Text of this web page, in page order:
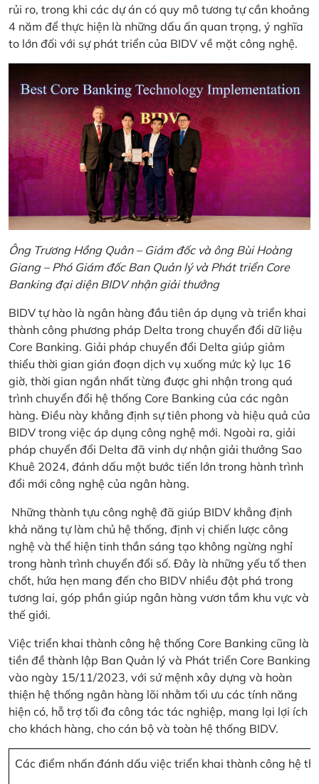
rủi ro, trong khi các dự án có quy mô tương tự cần khoảng
4 năm để thực hiện là những dấu ấn quan trọng, ý nghĩa
to lớn đối với sự phát triển của BIDV về mặt công nghệ.
Ông Trương Hồng Quân – Giám đốc và ông Bùi Hoàng
Giang – Phó Giám đốc Ban Quản lý và Phát triển Core
Banking đại diện BIDV nhận giải thưởng
BIDV tự hào là ngân hàng đầu tiên áp dụng và triển khai
thành công phương pháp Delta trong chuyển đổi dữ liệu
Core Banking. Giải pháp chuyển đổi Delta giúp giảm
thiểu thời gian gián đoạn dịch vụ xuống mức kỷ lục 16
giờ, thời gian ngắn nhất từng được ghi nhận trong quá
trình chuyển đổi hệ thống Core Banking của các ngân
hàng. Điều này khẳng định sự tiên phong và hiệu quả của
BIDV trong việc áp dụng công nghệ mới. Ngoài ra, giải
pháp chuyển đổi Delta đã vinh dự nhận giải thưởng Sao
Khuê 2024, đánh dấu một bước tiến lớn trong hành trình
đổi mới công nghệ của ngân hàng.
Những thành tựu công nghệ đã giúp BIDV khẳng định
khả năng tự làm chủ hệ thống, định vị chiến lược công
nghệ và thể hiện tinh thần sáng tạo không ngừng nghỉ
trong hành trình chuyển đổi số. Đây là những yếu tố then
chốt, hứa hẹn mang đến cho BIDV nhiều đột phá trong
tương lai, góp phần giúp ngân hàng vươn tầm khu vực và
thế giới.
Việc triển khai thành công hệ thống Core Banking cũng là
tiền đề thành lập Ban Quản lý và Phát triển Core Banking
vào ngày 15/11/2023, với sứ mệnh xây dựng và hoàn
thiện hệ thống ngân hàng lõi nhằm tối ưu các tính năng
hiện có, hỗ trợ tối đa công tác tác nghiệp, mang lại lợi ích
cho khách hàng, cho cán bộ và toàn hệ thống BIDV.
Các điểm nhấn đánh dấu việc triển khai thành công hệ